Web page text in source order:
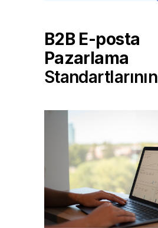
B2B E-posta
Pazarlama
Standartlarının